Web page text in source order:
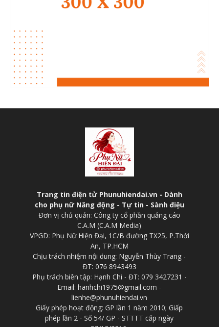
Trang tin điện tử Phunuhiendai.vn - Dành
cho phụ nữ Năng động - Tự tin - Sành điệu
Đơn vị chủ quản: Công ty cổ phần quảng cáo
C.A.M (C.A.M Media)
VPGD: Phụ Nữ Hiện Đại, 1C/B đường TX25, P.Thới
An, TP.HCM
Chịu trách nhiệm nội dung: Nguyễn Thùy Trang -
ĐT: 076 8943493
Phụ trách biên tập: Hạnh Chi - ĐT: 079 3427231 -
Email: hanhchi1975@gmail.com -
lienhe@phunuhiendai.vn
Giấy phép hoạt động: GP lần 1 năm 2010; Giấp
phép lần 2 - Số 54/ GP - STTTT cấp ngày